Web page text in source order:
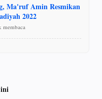
Ma'ruf Amin Resmikan
2022